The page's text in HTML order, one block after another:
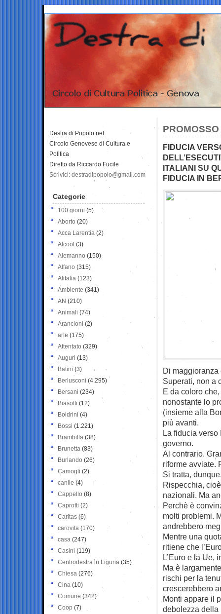
FIDUCIA
ITALIANI SU
FIDUCIA IN
Di
Superati, non a
E da coloro
nonostante lo
(insieme alla
più avanti.
La fiducia
governo.
Al contrario.
riforme avviate.
Si tratta,
Rispecchia,
nazionali. Ma
Perchè è
molti problemi.
andrebbero
Mentre una
ritiene che
L’Euro e la Ue,
Ma è
rischi per la
crescerebbero
Monti appare il
debolezza della
Destra di Popolo.net
Circolo Genovese di Cultura e
Politica
Diretto da Riccardo Fucile
Scrivici: destradipopolo@gmail.com
Categorie
100 giorni (5)
Aborto (20)
Acca Larentia (2)
Alcool (3)
Alemanno (150)
Alfano (315)
Alitalia (123)
Ambiente (341)
AN (210)
Animali (74)
Arancioni (2)
arte (175)
Attentato (329)
Auguri (13)
Batini (3)
Berlusconi (4.295)
Bersani (234)
Biasotti (12)
Boldrini (4)
Bossi (1.221)
Brambilla (38)
Brunetta (83)
Burlando (26)
Camogli (2)
canile (4)
Cappello (8)
Caprotti (2)
Caritas (6)
carovita (170)
casa (247)
Casini (119)
Centrodestra in Liguria (35)
Chiesa (276)
Cina (10)
Comune (342)
Coop (7)